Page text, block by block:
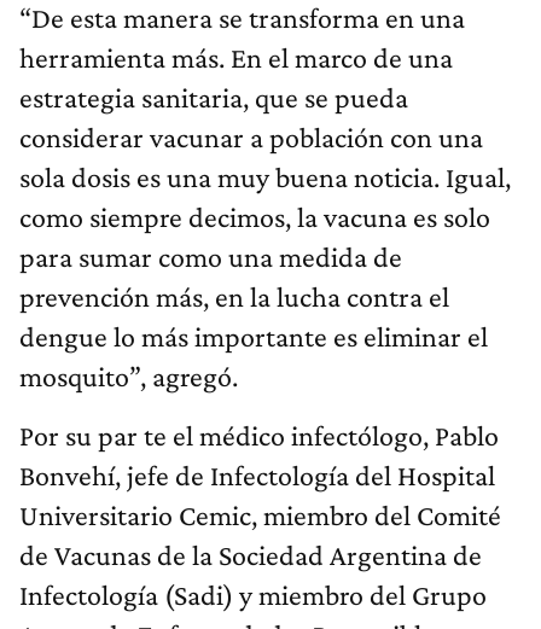
“De esta manera se transforma en una
herramienta más. En el marco de una
estrategia sanitaria, que se pueda
considerar vacunar a población con una
sola dosis es una muy buena noticia. Igual,
como siempre decimos, la vacuna es solo
para sumar como una medida de
prevención más, en la lucha contra el
dengue lo más importante es eliminar el
mosquito”, agregó.
Por su par te el médico infectólogo, Pablo
Bonvehí, jefe de Infectología del Hospital
Universitario Cemic, miembro del Comité
de Vacunas de la Sociedad Argentina de
Infectología (Sadi) y miembro del Grupo